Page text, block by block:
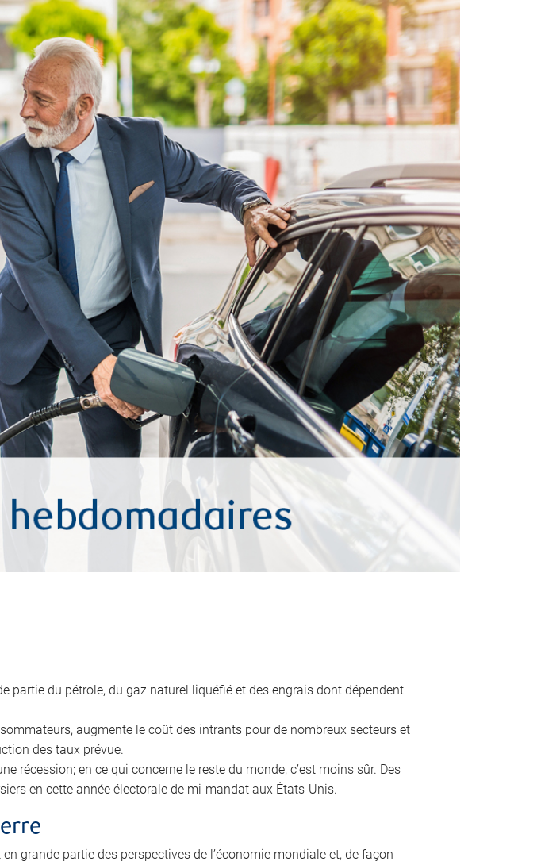
partie du pétrole, du gaz naturel liquéfié et des engrais dont dépendent
augmente le coût des intrants pour de nombreux secteurs et
des taux prévue.
récession; en ce qui concerne le reste du monde, c’est moins sûr. Des
en cette année électorale de mi-mandat aux États-Unis.
grande partie des perspectives de l’économie mondiale et, de façon